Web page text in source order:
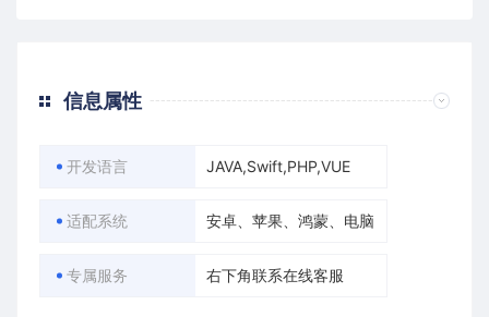
信息属性
开发语言 JAVA,Swift,PHP,VUE
适配系统 安卓、苹果、鸿蒙、电脑
专属服务 右下角联系在线客服